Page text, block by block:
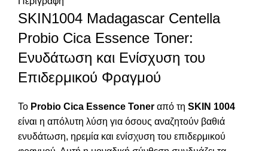
SKIN1004 Madagascar Centella
Probio Cica Essence Toner:
Ενυδάτωση και Ενίσχυση του
Επιδερμικού Φραγμού
Το Probio Cica Essence Toner από τη SKIN 1004
είναι η απόλυτη λύση για όσους αναζητούν βαθιά
ενυδάτωση, ηρεμία και ενίσχυση του επιδερμικού